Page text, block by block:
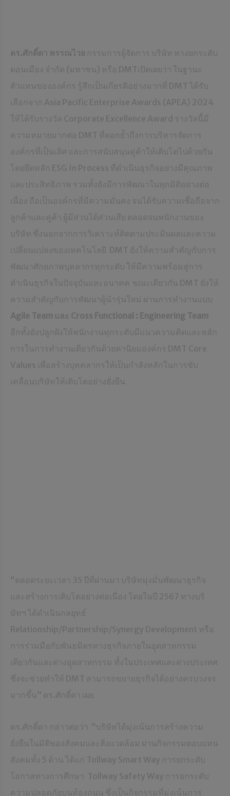
ดร.ศักดิ์ดา พรรณไวย กรรมการผู้จัดการ บริษัท ทางยกระดับ
ดอนเมือง จำกัด (มหาชน) หรือ DMTเปิดเผยว่า ในฐานะ
ตัวแทนขององค์กร รู้สึกเป็นเกียรติอย่างมากที่ DMT ได้รับ
เลือกจาก Asia Pacific Enterprise Awards (APEA) 2024
ให้ได้รับรางวัล Corporate Excellence Award รางวัลนี้มี
ความหมายมากต่อ DMT ที่ตอกย้ำถึงการบริหารจัดการ
องค์กรที่เป็นเลิศ และการสนับสนุนคู่ค้าให้เติบโตไปด้วยกัน
โดยยึดหลัก ESG In Process ที่ดำเนินธุรกิจอย่างมีคุณภาพ
และประสิทธิภาพ รวมทั้งยังมีการพัฒนาในทุกมิติอย่างต่อ
เนื่อง ถือเป็นองค์กรที่มีความมั่นคง จนได้รับความเชื่อถือจาก
ลูกค้าและคู่ค้า ผู้มีส่วนได้ส่วนเสีย ตลอดจนพนักงานของ
บริษัท ซึ่งนอกจากการวิเคราะห์ติดตามประมินผลและความ
เปลี่ยนแปลงของเทคโนโลยี DMT ยังให้ความสำคัญกับการ
พัฒนาศักยภาพบุคลากรทุกระดับ ให้มีความพร้อมสู่การ
ดำเนินธุรกิจในปัจจุบันและอนาคต ขณะเดียวกัน DMT ยังให้
ความสำคัญกับการพัฒนาผู้นำรุ่นใหม่ ผ่านการทำงานแบบ
Agile Team และ Cross Functional : Engineering Team
อีกทั้งยังปลูกฝังให้พนักงานทุกระดับมีแนวความคิดและหลัก
การในการทำงานเดียวกันด้วยค่านิยมองค์กร DMT Core
Values เพื่อสร้างบุคคลากรให้เป็นกำลังหลักในการขับ
เคลื่อนบริษัทให้เติบโตอย่างยั่งยืน
“ตลอดระยะเวลา 35 ปีที่ผ่านมา บริษัทมุ่งมั่นพัฒนาธุรกิจ
และสร้างการเติบโตอย่างต่อเนื่อง โดยในปี 2567 ทางบริ
ษัทฯ ได้ดำเนินกลยุทธ์
Relationship/Partnership/Synergy Development หรือ
การร่วมมือกับพันธมิตรทางธุรกิจภายในอุุตสาหกรรม
เดียวกันและต่างอุุตสาหกรรม ทั้งในประเทศและต่างประเทศ
ซึ่งจะช่วยทำให้ DMT สามารถขยายธุรกิจได้อย่างครบวงจร
มากขึ้น” ดร.ศักดิ์ดา เผย
ดร.ศักดิ์ดา กล่าวต่อว่า “บริษัทได้มุ่งเน้นการสร้างความ
ยั่งยืนในมิติของสังคมและสิ่งแวดล้อม ผ่านกิจกรรมตอบแทน
สังคมทั้ง 5 ด้าน ได้แก่ Tollway Smart Way การยกระดับ
โอกาสทางการศึกษา Tollway Safety Way การยกระดับ
ความปลอดภัยบนท้องถนน ซึ่งเป็นกิจกรรมที่มุ่งเน้นการ